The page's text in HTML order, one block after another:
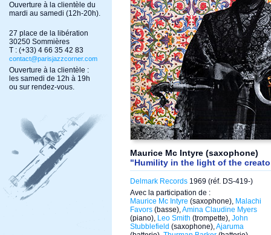
Ouverture à la clientèle du
mardi au samedi (12h-20h).
27 place de la libération
30250 Sommières
T : (+33) 4 66 35 42 83
contact@parisjazzcorner.com
Ouverture à la clientèle :
les samedi de 12h à 19h
ou sur rendez-vous.
Maurice Mc Intyre (saxophone)
"Humility in the light of the
Delmark Records 1969 (réf. DS-419-)
Avec la participation de :
Maurice Mc Intyre (saxophone), Malachi
Favors (basse),Amina Claudine Myers
(piano), Leo Smith (trompette), John
Stubblefield (saxophone),Ajaruma